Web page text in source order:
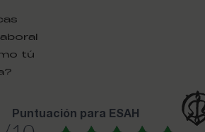
tú
puntuación para ESAH